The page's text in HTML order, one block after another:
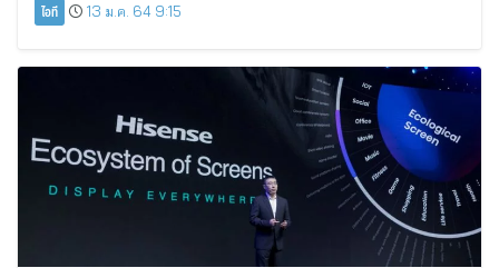
ไอที 13 ม.ค. 64 9:15